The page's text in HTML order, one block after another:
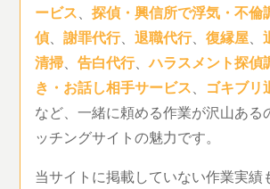
ービス、探偵・興信所で浮気・不倫
偵、謝罪代行、退職代行、復縁屋、
清掃、告白代行、ハラスメント探偵
き・お話し相手サービス、 ゴキブリ
など、一緒に頼める作業が沢山ある
ッチングサイトの魅力です。
当サイトに掲載していない作業実績